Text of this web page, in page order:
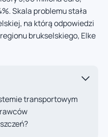
Skala problemu stała
na którą odpowiedzi
brukselskiego, Elke
transportowym